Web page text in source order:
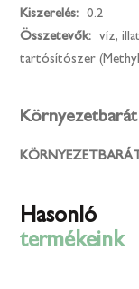
Kiszerelés:
0.2
Összetevők:
víz,
tartósítószer
Környezetbarát
Hasonló
termékeink